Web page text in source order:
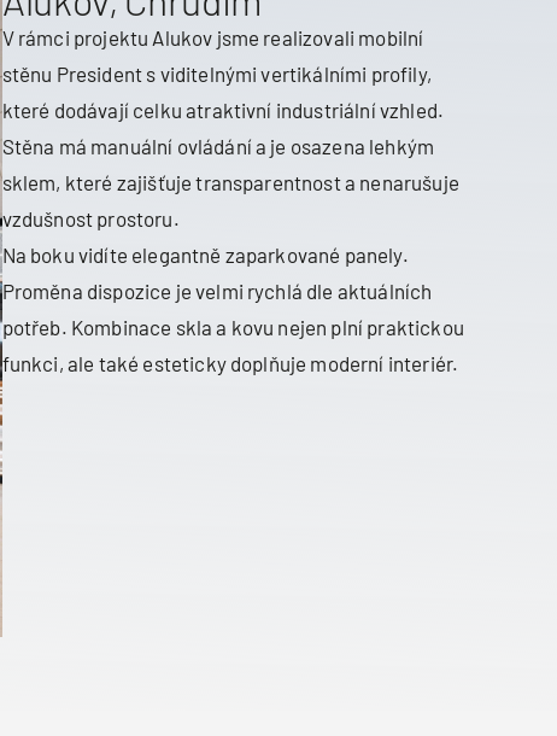
V rámci projektu Alukov jsme realizovali mobilní
stěnu President s viditelnými vertikálními profily,
které dodávají celku atraktivní industriální vzhled.
Stěna má manuální ovládání a je osazena lehkým
sklem, které zajišťuje transparentnost a nenarušuje
vzdušnost prostoru.
Na boku vidíte elegantně zaparkované panely.
Proměna dispozice je velmi rychlá dle aktuálních
potřeb. Kombinace skla a kovu nejen plní praktickou
funkci, ale také esteticky doplňuje moderní interiér.